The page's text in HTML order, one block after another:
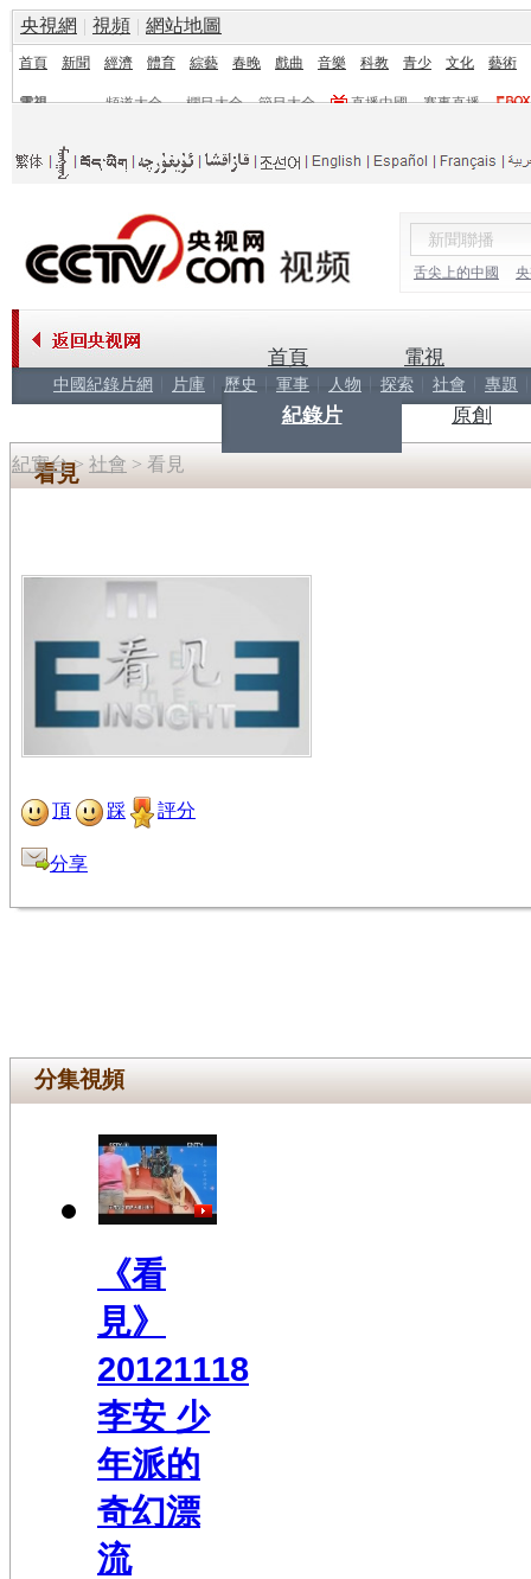
央視網 | 視頻 | 網站地圖
首頁 新聞 經濟 體育 綜藝 春晚 戲曲 音樂 科教 青少 文化 藝術
電視 頻道大全 欄目大全 節目大全 直播中國
賽事直播
舌尖上的中國
首頁 電視
紀錄片
中國紀錄片網 片庫 歷史 軍事 人物 探索 社會 專題
原創
紀實台> 社會 > 看見
看見
頂 踩 評分
分享
分集視頻
《看
見》
20121118
李安 少
年派的
奇幻漂
流